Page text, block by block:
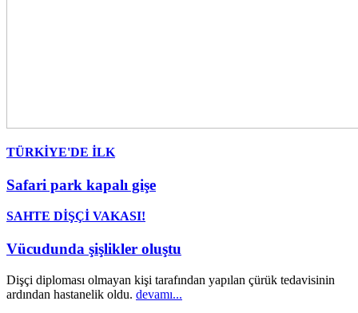
TÜRKİYE'DE İLK
Safari park kapalı gişe
SAHTE DİŞÇİ VAKASI!
Vücudunda şişlikler oluştu
Dişçi diploması olmayan kişi tarafından yapılan çürük tedavisinin
ardından hastanelik oldu. devamı...